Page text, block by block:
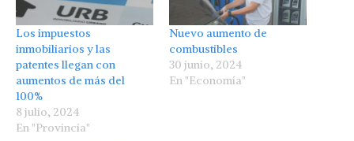
Los impuestos
inmobiliarios y las
patentes llegan con
aumentos de más del
100%
8 julio, 2024
En "Provincia"
Nuevo aumento de
combustibles
30 junio, 2024
En "Economía"